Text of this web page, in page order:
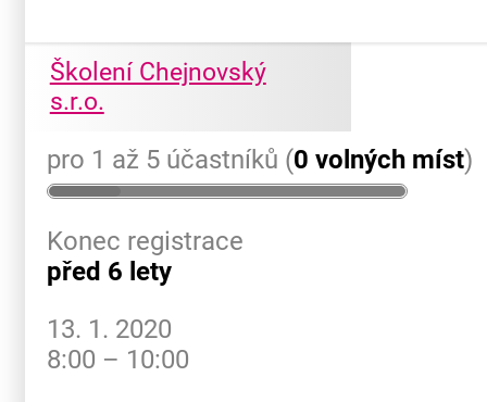
Školení Chejnovský
s.r.o.
pro 1 až 5 účastníků (0 volných míst)
Konec registrace
před 6 lety
13. 1. 2020
8:00 – 10:00